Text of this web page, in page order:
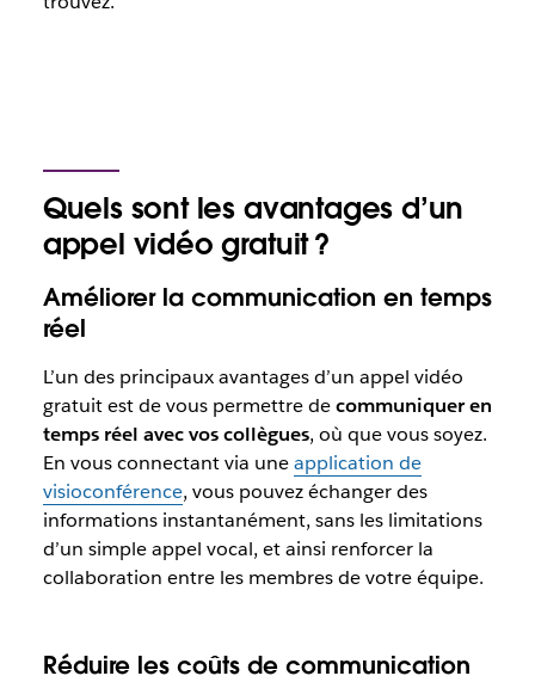
Quels sont les avantages d’un
appel vidéo gratuit ?
Améliorer la communication en temps
réel
L’un des principaux avantages d’un appel vidéo
gratuit est de vous permettre decommuniquer en
temps réel avec vos collègues, où que vous soyez.
En vous connectant via uneapplication de
visioconférence, vous pouvez échanger des
informations instantanément, sans les limitations
d’un simple appel vocal, et ainsi renforcer la
collaboration entre les membres de votre équipe.
Réduire les coûts de communication